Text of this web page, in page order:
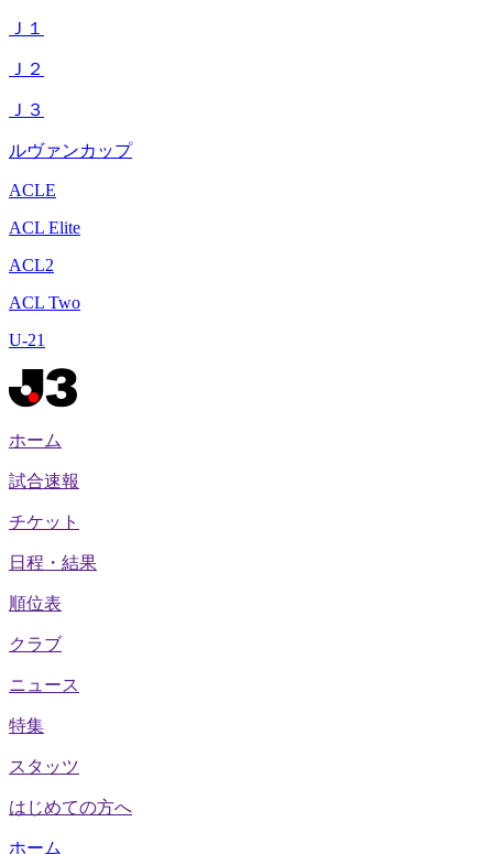
Ｊ１
Ｊ２
Ｊ３
ルヴァンカップ
ACLE
ACL Elite
ACL2
ACL Two
U-21
ホーム
試合速報
チケット
日程・結果
順位表
クラブ
ニュース
特集
スタッツ
はじめての方へ
ホーム